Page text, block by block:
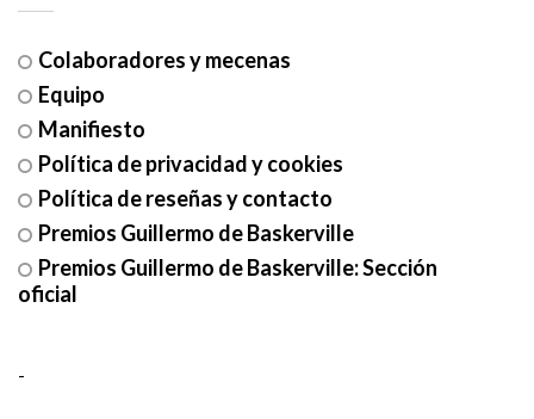
Colaboradores y mecenas
Equipo
Manifiesto
Política de privacidad y cookies
Política de reseñas y contacto
Premios Guillermo de Baskerville
Premios Guillermo de Baskerville: Sección
oficial
-